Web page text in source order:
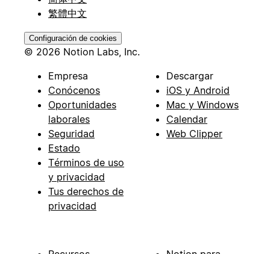
繁體中文
Configuración de cookies
© 2026 Notion Labs, Inc.
Empresa
Conócenos
Oportunidades
laborales
Seguridad
Estado
Términos de uso
y privacidad
Tus derechos de
privacidad
Descargar
iOS y Android
Mac y Windows
Calendar
Web Clipper